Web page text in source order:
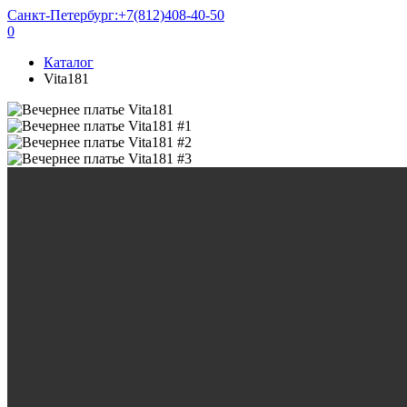
Санкт-Петербург:+7(812)408-40-50
0
Каталог
Vita181